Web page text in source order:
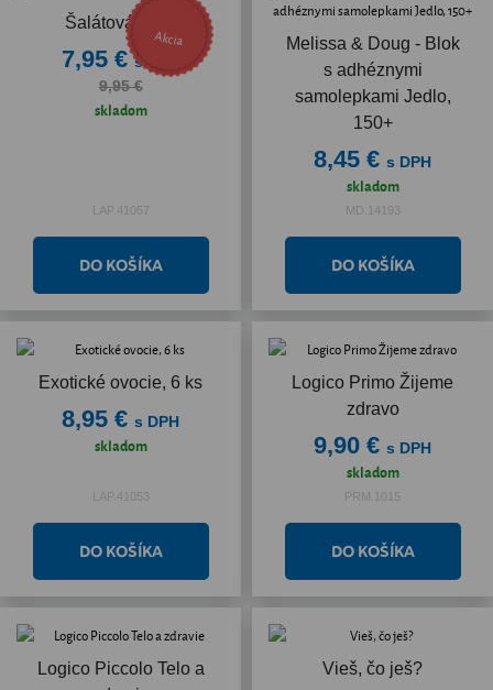
Šalátová misa
Akcia
7,95 €s DPH
9,95 €
skladom
LAP.41057
Melissa & Doug - Blok
s adhéznymi
samolepkami Jedlo,
150+
8,45 € s DPH
skladom
MD.14193
Exotické ovocie, 6 ks
8,95 € s DPH
skladom
LAP.41053
Logico Primo Žijeme
zdravo
9,90 € s DPH
skladom
PRM.1015
Logico Piccolo Telo a
Vieš, čo ješ?